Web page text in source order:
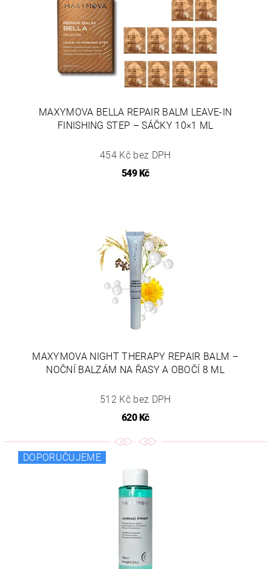
MAXYMOVA BELLA REPAIR BALM LEAVE-IN
FINISHING STEP – SÁČKY 10×1 ML
454 Kč bez DPH
549 Kč
MAXYMOVA NIGHT THERAPY REPAIR BALM –
NOČNÍ BALZÁM NA ŘASY A OBOČÍ 8 ML
512 Kč bez DPH
620 Kč
DOPORUČUJEME